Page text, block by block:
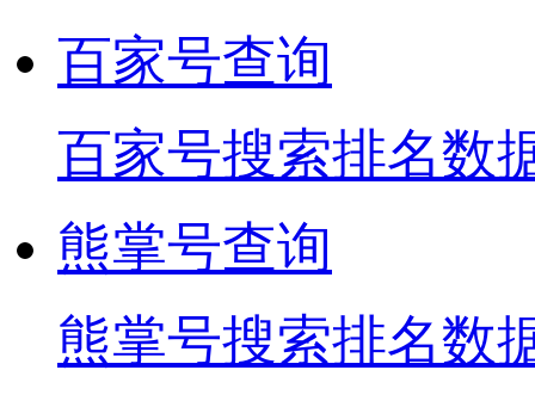
百家号查询
百家号搜索排名数
熊掌号查询
熊掌号搜索排名数